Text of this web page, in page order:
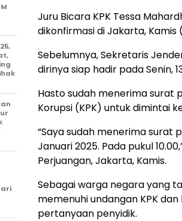
Juru Bicara KPK Tessa
dikonfirmasi di Jakarta, Kamis
Sebelumnya, Sekretaris
dirinya siap hadir pada Senin,
Hasto sudah menerima surat
Korupsi (KPK) untuk dimintai
“Saya sudah menerima surat
Januari 2025. Pada pukul
Perjuangan, Jakarta, Kamis.
Sebagai warga negara yang
memenuhi undangan KPK
pertanyaan penyidik.